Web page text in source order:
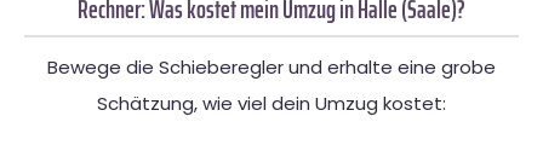
Rechner: Was kostet mein Umzug in Halle (Saale)?
Bewege die Schieberegler und erhalte eine grobe
Schätzung, wie viel dein Umzug kostet: